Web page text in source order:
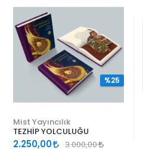
Mist Yayıncılık
TEZHİP YOLCULUĞU
2.250,00 3.000,00
%25